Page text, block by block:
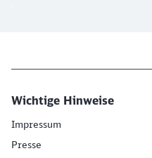
Wichtige Hinweise
Impressum
Presse